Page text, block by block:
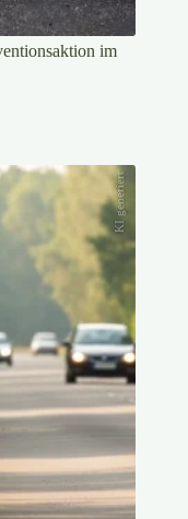
im
KI generiert